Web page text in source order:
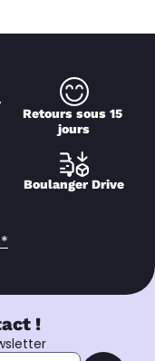
Retours sous 15
jours
Boulanger Drive
!